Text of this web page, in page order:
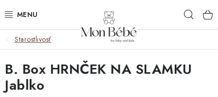
na
ZĽAVY
OBLEČENIE
VÝBAVA
Starostlivosť
B. Box HRNČEK NA SLAMKU
Jablko